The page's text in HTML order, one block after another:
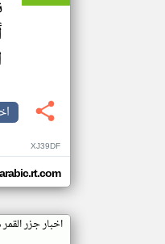
XJ39DF
arabic.rt.com
اخبار جزر